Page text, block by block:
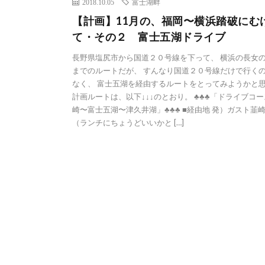
2018.10.05 富士湖畔
【計画】11月の、福岡〜横浜踏破にむ
て・その２ 富士五湖ドライブ
長野県塩尻市から国道２０号線を下って、 横浜の長女
までのルートだが、 すんなり国道２０号線だけで行く
なく、 富士五湖を経由するルートをとってみようかと思
計画ルートは、以下↓↓↓のとおり。 ♣♣♣「ドライブコー
崎〜富士五湖〜津久井湖」♣♣♣ ■経由地 発）ガスト韮
（ランチにちょうどいいかと […]